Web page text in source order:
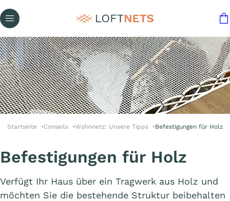
Startseite Conseils Wohnnetz: Unsere Tipps Befestigungen für Holz
Befestigungen für Holz
Verfügt Ihr Haus über ein Tragwerk aus Holz und
möchten Sie die bestehende Struktur beibehalten